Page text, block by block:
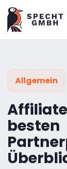
Allgemein
besten